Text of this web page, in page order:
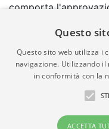
comporta
garanzia da parte di
quindi non è
correttezza, della
materia di privacy
suddetti annunci.
© Copyright 2007 -
Questo
Questo sito web utilizza i
navigazione. Utilizzando
in conformità con la
ACCETTA